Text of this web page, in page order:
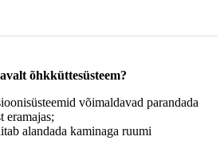
õhkküttesüsteem?
võimaldavad parandada
eramajas;
alandada kaminaga ruumi